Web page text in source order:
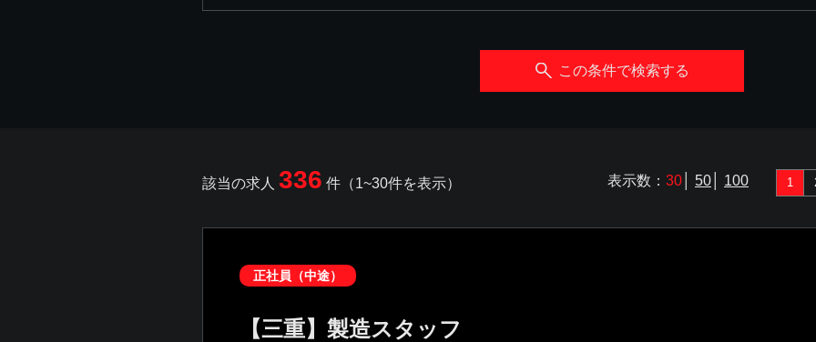
この条件で検索する
該当の求人 336 件（1~30件を表示） 表示数： 30 50 100 1
正社員（中途）
【三重】製造スタッフ